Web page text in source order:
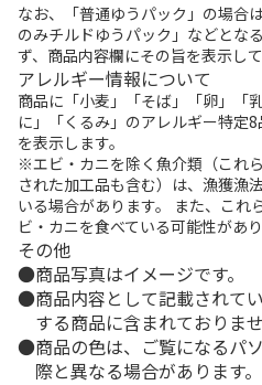
なお、「普通ゆうパック」の場合
のみチルドゆうパック」などとな
ず、商品内容欄にその旨を表示して
アレルギー情報について
商品に「小麦」「そば」「卵」「
に」「くるみ」のアレルギー特定
を表示します。
※エビ・カニを除く魚介類（これ
された加工品も含む）は、漁獲漁
いる場合があります。 また、これ
ビ・カニを食べている可能性があり
その他
商品写真はイメージです。
商品内容として記載されて
する商品に含まれておりませ
商品の色は、ご覧になるパ
際と異なる場合があります。